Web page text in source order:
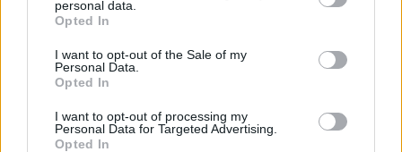
personal data.
Opted In
I want to opt-out of the Sale of my
Personal Data.
Opted In
I want to opt-out of processing my
Personal Data for Targeted Advertising.
Opted In